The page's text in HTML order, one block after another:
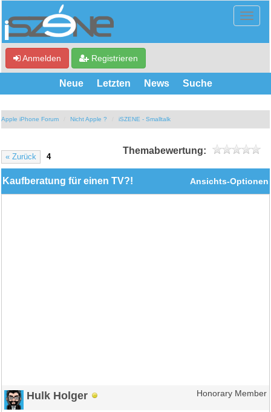
Anmelden Registrieren
Neue Letzten News Suche
Apple iPhone Forum Nicht Apple ? iSZENE - Smalltalk
« Zurück 4
Themabewertung:
Ansichts-Optionen
Kaufberatung für einen TV?!
Hulk Holger Honorary Member